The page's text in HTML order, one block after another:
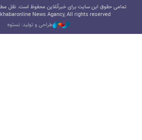
تمامی حقوق این سایت برای خبرآنلاین محفوظ است. نقل
News Agancy, All rights reserved
طراحی و تولید: نستوه